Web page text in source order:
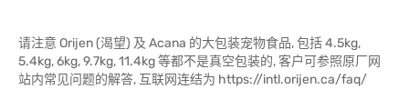
请注意 Orijen (渴望) 及 Acana 的大包装宠物食品, 包括 4.5kg,
5.4kg, 6kg, 9.7kg, 11.4kg 等都不是真空包装的, 客户可参照原厂网
站内常见问题的解答, 互联网连结为 https://intl.orijen.ca/faq/